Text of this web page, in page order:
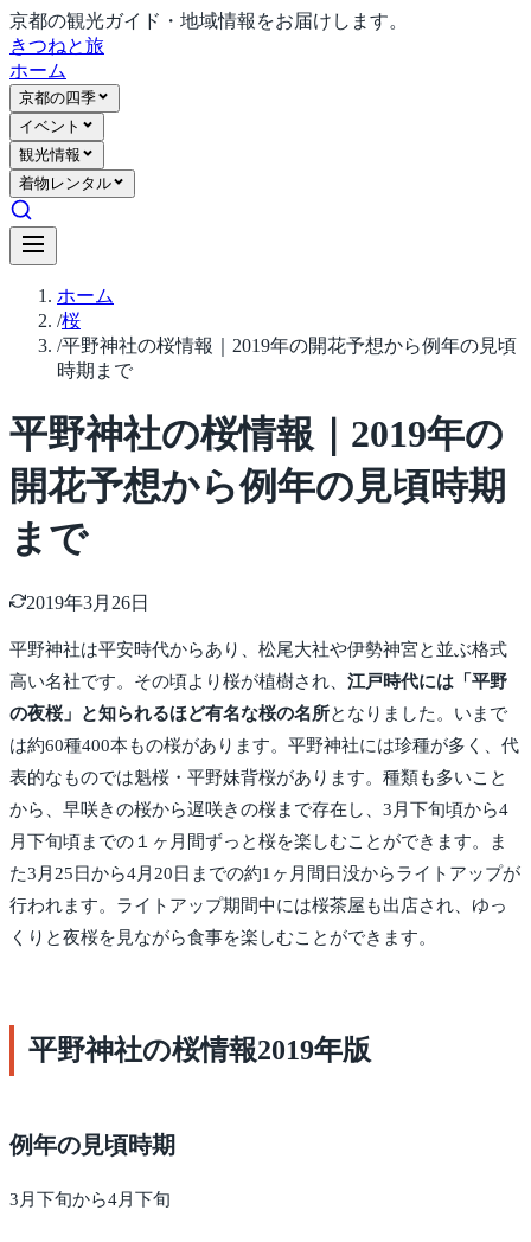
京都の観光ガイド・地域情報をお届けします。
きつねと旅
ホーム
京都の四季
イベント
観光情報
着物レンタル
ホーム
/桜
/平野神社の桜情報｜2019年の開花予想から例年の見頃
時期まで
平野神社の桜情報｜2019年の
開花予想から例年の見頃時期
まで
2019年3月26日
平野神社は平安時代からあり、松尾大社や伊勢神宮と並ぶ格式
高い名社です。その頃より桜が植樹され、 江戸時代には「平野
の夜桜」と知られるほど有名な桜の名所となりました。いまで
は約60種400本もの桜があります。平野神社には珍種が多く、代
表的なものでは魁桜・平野妹背桜があります。種類も多いこと
から、早咲きの桜から遅咲きの桜まで存在し、3月下旬頃から4
月下旬頃までの１ヶ月間ずっと桜を楽しむことができます。ま
た3月25日から4月20日までの約1ヶ月間日没からライトアップが
行われます。ライトアップ期間中には桜茶屋も出店され、ゆっ
くりと夜桜を見ながら食事を楽しむことができます。
平野神社の桜情報2019年版
例年の見頃時期
3月下旬から4月下旬